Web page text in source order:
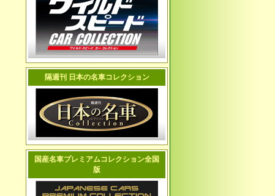
隔週刊 日本の名車コレクション
国産名車プレミアムコレクション全国
版